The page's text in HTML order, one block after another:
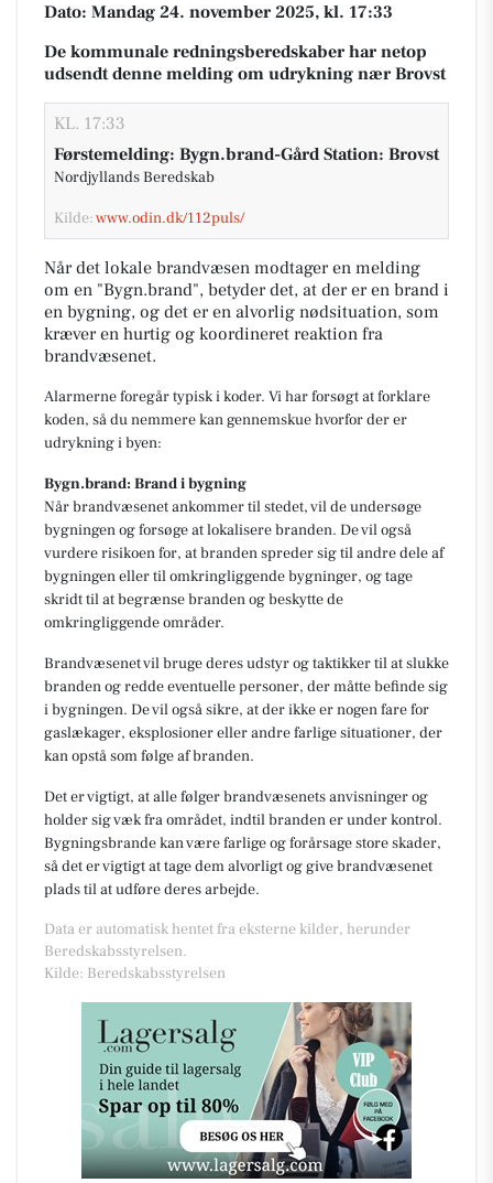
Dato: Mandag 24. november 2025, kl. 17:33
De kommunale redningsberedskaber har netop
udsendt denne melding om udrykning nær Brovst
KL. 17:33
Førstemelding: Bygn.brand-Gård Station: Brovst
Nordjyllands Beredskab
Kilde:www.odin.dk/112puls/
Når det lokale brandvæsen modtager en melding
om en "Bygn.brand", betyder det, at der er en brand i
en bygning, og det er en alvorlig nødsituation, som
kræver en hurtig og koordineret reaktion fra
brandvæsenet.
Alarmerne foregår typisk i koder. Vi har forsøgt at forklare
koden, så du nemmere kan gennemskue hvorfor der er
udrykning i byen:
Bygn.brand: Brand i bygning
Når brandvæsenet ankommer til stedet, vil de undersøge
bygningen og forsøge at lokalisere branden. De vil også
vurdere risikoen for, at branden spreder sig til andre dele af
bygningen eller til omkringliggende bygninger, og tage
skridt til at begrænse branden og beskytte de
omkringliggende områder.
Brandvæsenet vil bruge deres udstyr og taktikker til at slukke
branden og redde eventuelle personer, der måtte befinde sig
i bygningen. De vil også sikre, at der ikke er nogen fare for
gaslækager, eksplosioner eller andre farlige situationer, der
kan opstå som følge af branden.
Det er vigtigt, at alle følger brandvæsenets anvisninger og
holder sig væk fra området, indtil branden er under kontrol.
Bygningsbrande kan være farlige og forårsage store skader,
så det er vigtigt at tage dem alvorligt og give brandvæsenet
plads til at udføre deres arbejde.
Data er automatisk hentet fra eksterne kilder, herunder
Beredskabsstyrelsen.
Kilde: Beredskabsstyrelsen